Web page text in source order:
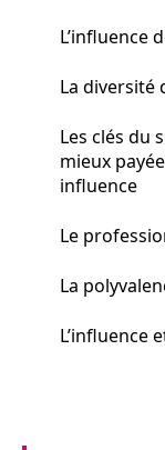
L’influence
La diversité
Les clés du
mieux
influence
Le
La
L’influence